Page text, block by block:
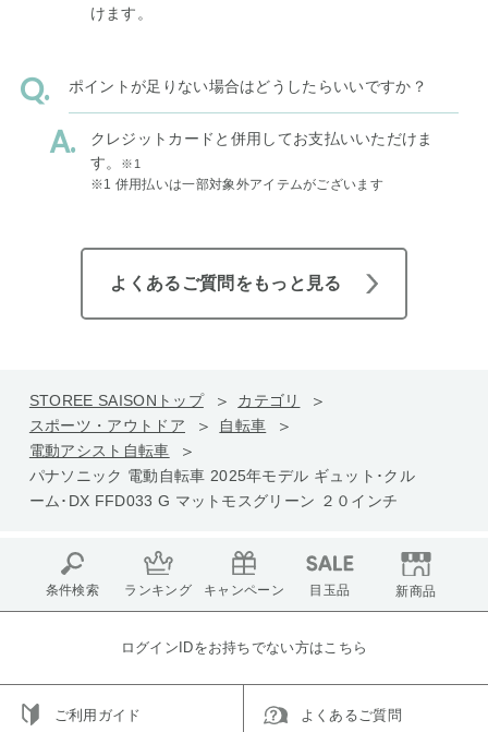
けます。
ポイントが足りない場合はどうしたらいいですか？
クレジットカードと併用してお支払いいただけま
す。
※1
※1 併用払いは一部対象外アイテムがございます
よくあるご質問をもっと見る
STOREE SAISONトップ
カテゴリ
スポーツ・アウトドア
自転車
電動アシスト自転車
パナソニック 電動自転車 2025年モデル ギュット･クル
ーム･DX FFD033 G マットモスグリーン ２０インチ
条件検索 ランキング キャンペーン 目玉品 新商品
ログインIDをお持ちでない方はこちら
ご利用ガイド よくあるご質問